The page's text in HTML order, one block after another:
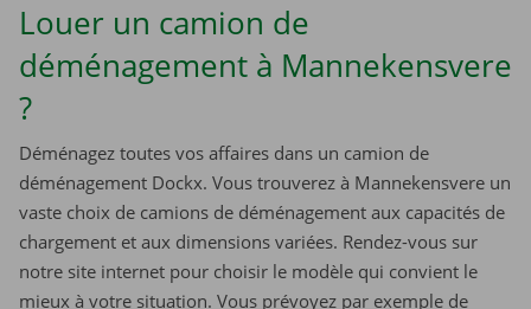
Louer un camion de
déménagement à Mannekensvere
?
Déménagez toutes vos affaires dans un camion de
déménagement Dockx. Vous trouverez à Mannekensvere un
vaste choix de camions de déménagement aux capacités de
chargement et aux dimensions variées. Rendez-vous sur
notre site internet pour choisir le modèle qui convient le
mieux à votre situation. Vous prévoyez par exemple de